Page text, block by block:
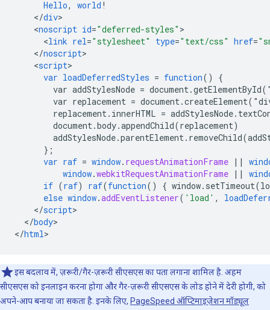
Hello, world !
</div
<noscript id="deferred-styles"
<link rel="stylesheet" type="text/css" href=
</noscript
<script
var loadDeferredStyles = function()
{
var addStylesNode =
var replacement =
replacement.innerHTML =
document.body.appendChild(replacement)
} ;
var raf = window. requestAnimationFrame ||
window.webkitRequestAnimationFrame ||
if (raf) raf(function() {
else window.addEventListener( 'load' ,
</script
</body>
</html>
इस बदलाव में, ज़रूरी/गैर-ज़रूरी सीएसएस का पता लगाना शामिल है. अहम
सीएसएस को इनलाइन करना होगा और गैर-ज़रूरी सीएसएस के लोड होने में देरी होगी, को
अपने-आप बनाया जा सकता है. इनके लिए, PageSpeed ऑप्टिमाइज़ेशन मॉड्यूल